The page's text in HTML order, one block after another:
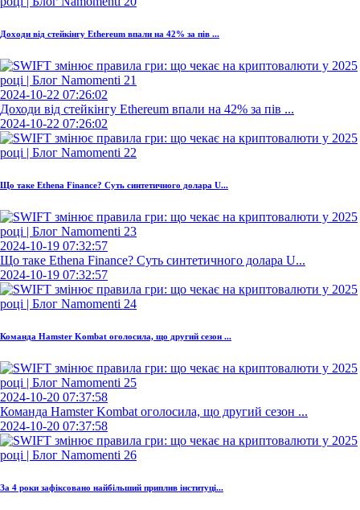
Доходи від стейкінгу Ethereum впали на 42% за пів ...
2024-10-22 07:26:02
Доходи від стейкінгу Ethereum впали на 42% за пів ...
2024-10-22 07:26:02
Що таке Ethena Finance? Суть синтетичного долара U...
2024-10-19 07:32:57
Що таке Ethena Finance? Суть синтетичного долара U...
2024-10-19 07:32:57
Команда Hamster Kombat оголосила, що другий сезон ...
2024-10-20 07:37:58
Команда Hamster Kombat оголосила, що другий сезон ...
2024-10-20 07:37:58
За 4 роки зафіксовано найбільший приплив інституці...